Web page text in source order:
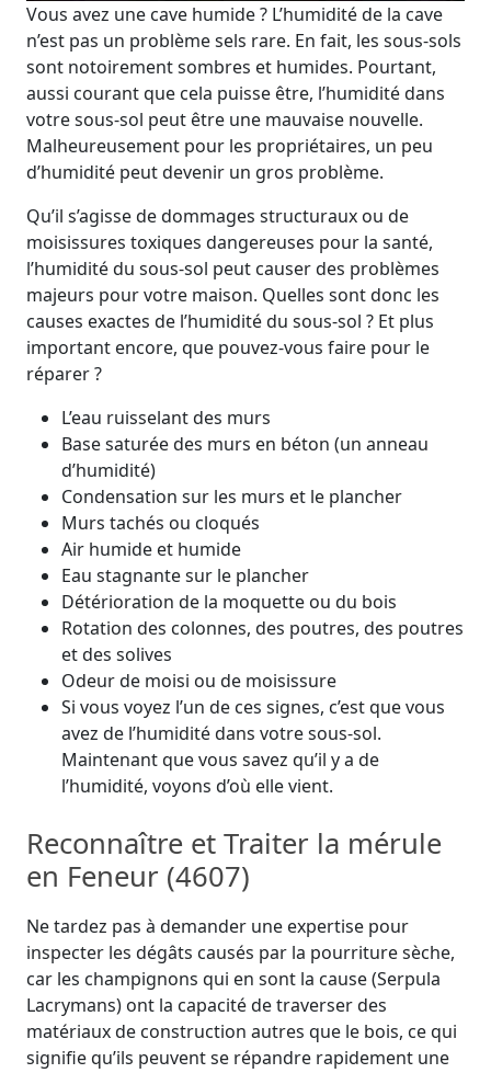
Vous avez une cave humide ? L’humidité de la cave
n’est pas un problème sels rare. En fait, les sous-sols
sont notoirement sombres et humides. Pourtant,
aussi courant que cela puisse être, l’humidité dans
votre sous-sol peut être une mauvaise nouvelle.
Malheureusement pour les propriétaires, un peu
d’humidité peut devenir un gros problème.
Qu’il s’agisse de dommages structuraux ou de
moisissures toxiques dangereuses pour la santé,
l’humidité du sous-sol peut causer des problèmes
majeurs pour votre maison. Quelles sont donc les
causes exactes de l’humidité du sous-sol ? Et plus
important encore, que pouvez-vous faire pour le
réparer ?
L’eau ruisselant des murs
Base saturée des murs en béton (un anneau
d’humidité)
Condensation sur les murs et le plancher
Murs tachés ou cloqués
Air humide et humide
Eau stagnante sur le plancher
Détérioration de la moquette ou du bois
Rotation des colonnes, des poutres, des poutres
et des solives
Odeur de moisi ou de moisissure
Si vous voyez l’un de ces signes, c’est que vous
avez de l’humidité dans votre sous-sol.
Maintenant que vous savez qu’il y a de
l’humidité, voyons d’où elle vient.
Reconnaître et Traiter la mérule
en Feneur (4607)
Ne tardez pas à demander une expertise pour
inspecter les dégâts causés par la pourriture sèche,
car les champignons qui en sont la cause (Serpula
Lacrymans) ont la capacité de traverser des
matériaux de construction autres que le bois, ce qui
signifie qu’ils peuvent se répandre rapidement une